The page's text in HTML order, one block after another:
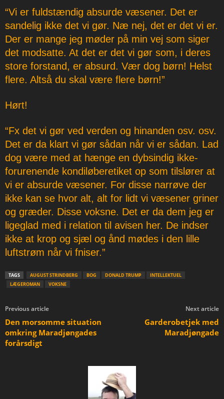
“Vi er fuldstændig absurde væsener. Det er
sandelig ikke det vi gør. Næ nej, det er det vi er.
Der er mange jeg møder på min vej som siger
det modsatte. At det er det vi gør som, i deres
store forstand, er absurd. Vær dog børn! Helst
flere. Altså du skal være flere børn!”
Hørt!
“Fx det vi gør ved verden og hinanden osv. osv.
Det er da klart vi gør sådan når vi er sådan. Lad
dog være med at hænge en dybsindig ikke-
forurenende kondiløberetiket op som tilslører at
vi er absurde væsener. For disse narrøve der
ikke kan se hvor alt, alt for lidt vi væsener griner
og græder. Disse voksne. Det er da dem jeg er
ligeglad med i relation til avisen her. De indser
ikke at krop og sjæl og ånd mødes i den lille
luftstrøm når vi fniser.”
TAGS AUGUST STRINDBERG BOG DONALD TRUMP
INTELLEKTUEL
LÆGEROMAN
VOKSNE
Previous article
Den morsomme situation
omkring Maradjøngades
forårsdigt
Next article
Garderobetjek med
Maradjøngade